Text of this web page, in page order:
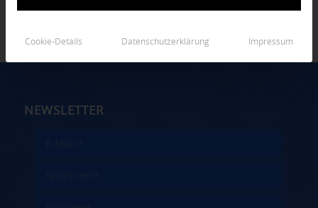
NEWSLETTER
Cookie-Details Datenschutzerklärung Impressum